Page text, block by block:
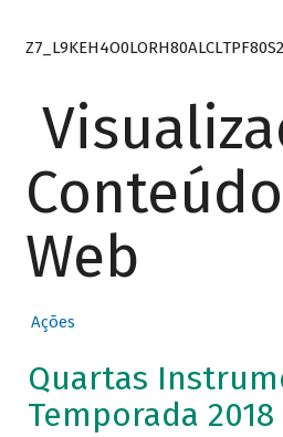
Web
Ações
Quartas
Temporada 2018